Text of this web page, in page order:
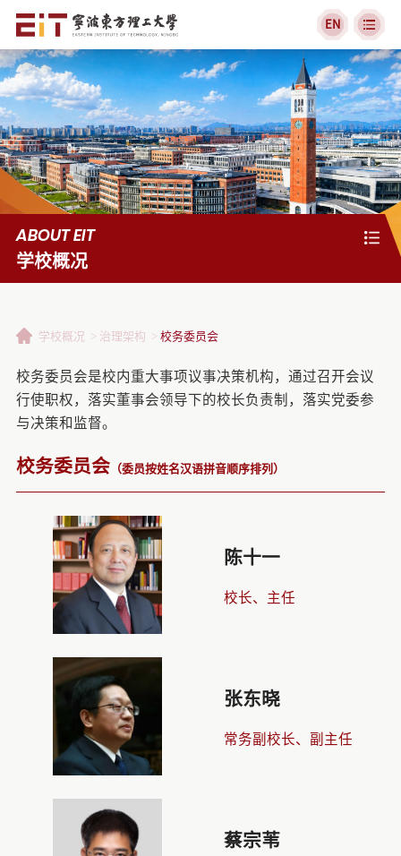
EN
ABOUT EIT
学校概况
学校概况 治理架构 校务委员会
校务委员会是校内重大事项议事决策机构，通过召开会议
行使职权，落实董事会领导下的校长负责制，落实党委参
与决策和监督。
校务委员会 （委员按姓名汉语拼音顺序排列）
陈十一
校长、主任
张东晓
常务副校长、副主任
蔡宗苇